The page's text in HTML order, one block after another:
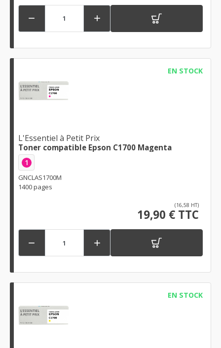
 
EN STOCK
L'Essentiel à Petit Prix
Toner compatible Epson C1700 Magenta
1
GNCLAS1700M
1400 pages
(16,58 HT)
19,90 € TTC
 
EN STOCK